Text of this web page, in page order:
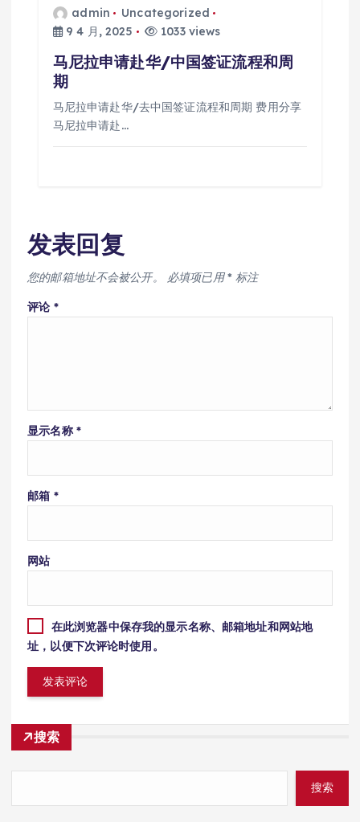
admin
Uncategorized
9 4 月, 2025
1033 views
马尼拉申请赴华/中国签证流程和周
期
马尼拉申请赴华/去中国签证流程和周期 费用分享
马尼拉申请赴…
发表回复
您的邮箱地址不会被公开。 必填项已用* 标注
评论 *
显示名称 *
邮箱 *
网站
在此浏览器中保存我的显示名称、邮箱地址和网站地
址，以便下次评论时使用。
搜索
搜索